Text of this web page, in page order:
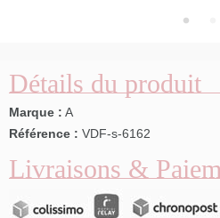
Détails du produit
Marque : A
Référence : VDF-s-6162
Livraisons &